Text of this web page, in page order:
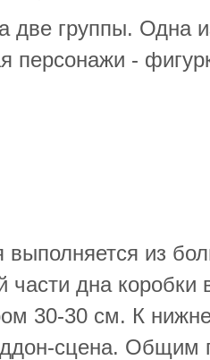
две группы. Одна
персонажи -
выполняется из
части дна коробки
30-30 см. К
сцена. Общим